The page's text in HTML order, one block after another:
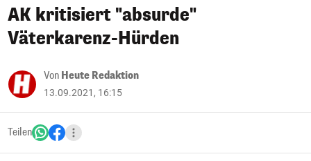
AK kritisiert "absurde"
Väterkarenz-Hürden
Von Heute Redaktion
13.09.2021, 16:15
Teilen